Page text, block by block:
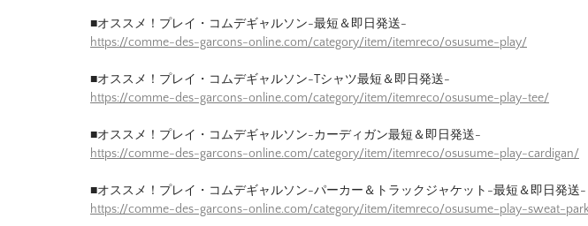
■オススメ！プレイ・コムデギャルソン-最短＆即日発送-
https://comme-des-garcons-online.com/category/item/itemreco/osusume-play/
■オススメ！プレイ・コムデギャルソン-Tシャツ最短＆即日発送-
https://comme-des-garcons-online.com/category/item/itemreco/osusume-play-tee/
■オススメ！プレイ・コムデギャルソン-カーディガン最短＆即日発送-
https://comme-des-garcons-online.com/category/item/itemreco/osusume-play-cardigan/
■オススメ！プレイ・コムデギャルソン-パーカー＆トラックジャケット-最短＆即日発送-
https://comme-des-garcons-online.com/category/item/itemreco/osusume-play-sweat-